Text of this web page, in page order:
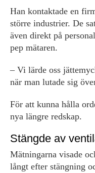
Han kontaktade en
större industrier. De
även direkt på
pep mätaren.
– Vi lärde oss
när man lutade sig
För att kunna hålla
nya längre redskap.
Stängde av
Mätningarna visade
långt efter stängning